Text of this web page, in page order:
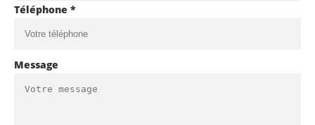
Téléphone *
Message